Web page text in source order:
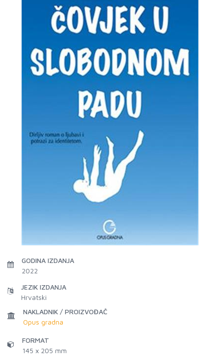
GODINA IZDANJA
2022
JEZIK IZDANJA
Hrvatski
NAKLADNIK / PROIZVOĐAČ
Opus gradna
FORMAT
145 x 205 mm